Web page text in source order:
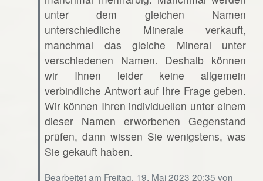
unter dem gleichen Namen
unterschiedliche Minerale verkauft,
manchmal das gleiche Mineral unter
verschiedenen Namen. Deshalb können
wir Ihnen leider keine allgemein
verbindliche Antwort auf Ihre Frage geben.
Wir können Ihren individuellen unter einem
dieser Namen erworbenen Gegenstand
prüfen, dann wissen Sie wenigstens, was
Sie gekauft haben.
Bearbeitet am Freitag, 19. Mai 2023 20:35 von